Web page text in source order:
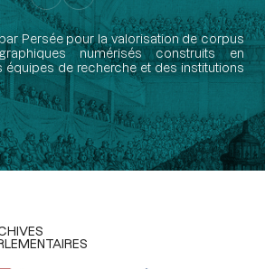
Persée pour la valorisation de corpus
numérisés construits en
équipes de recherche et des institutions